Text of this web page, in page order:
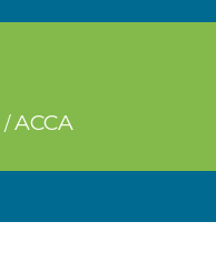
/ACCA